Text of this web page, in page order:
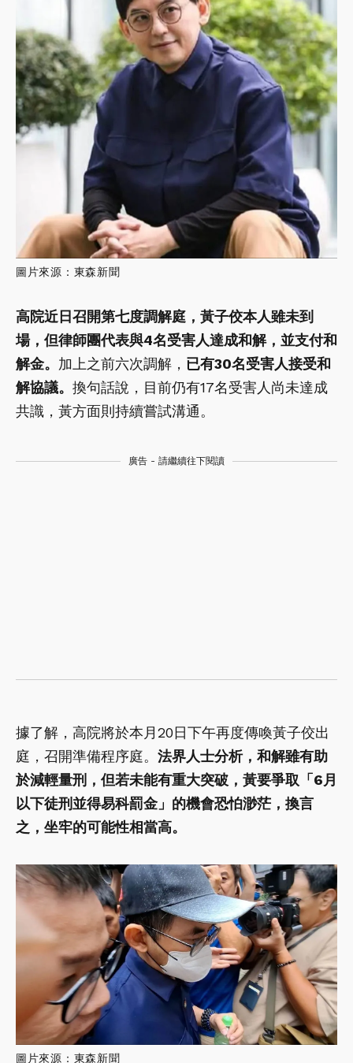
圖片來源：東森新聞
高院近日召開第七度調解庭，黃子佼本人雖未到
場，但律師團代表與4名受害人達成和解，並支付和
解金。 加上之前六次調解， 已有30名受害人接受和
解協議。 換句話說，目前仍有17名受害人尚未達成
共識，黃方面則持續嘗試溝通。
廣告 - 請繼續往下閱讀
據了解，高院將於本月20日下午再度傳喚黃子佼出
庭，召開準備程序庭。 法界人士分析，和解雖有助
於減輕量刑，但若未能有重大突破，黃要爭取「6月
以下徒刑並得易科罰金」的機會恐怕渺茫，換言
之，坐牢的可能性相當高。
圖片來源：東森新聞